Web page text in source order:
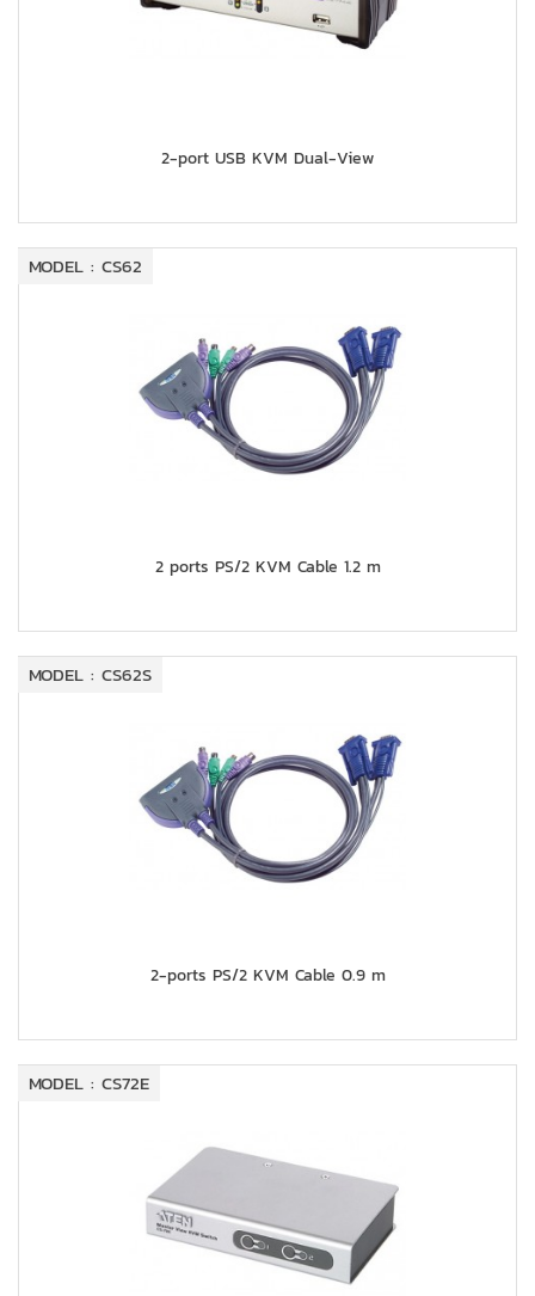
2-port USB KVM Dual-View
MODEL : CS62
2 ports PS/2 KVM Cable 1.2 m
MODEL : CS62S
2-ports PS/2 KVM Cable 0.9 m
MODEL : CS72E